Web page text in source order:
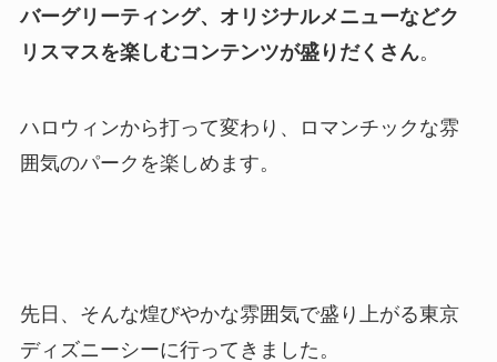
バーグリーティング、オリジナルメニューなどク
リスマスを楽しむコンテンツが盛りだくさん。
ハロウィンから打って変わり、ロマンチックな雰
囲気のパークを楽しめます。
先日、そんな煌びやかな雰囲気で盛り上がる東京
ディズニーシーに行ってきました。